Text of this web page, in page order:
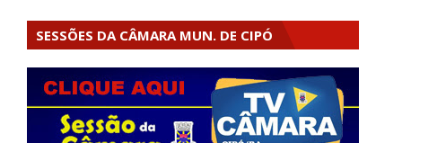
SESSÕES DA CÂMARA MUN. DE CIPÓ